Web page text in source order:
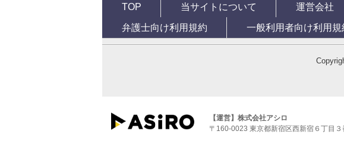
TOP 当サイトについて 運営会社
弁護士向け利用規約
一般利用者向け利用規
【運営】株式会社アシロ
〒160-0023 東京都新宿区西新宿６丁目